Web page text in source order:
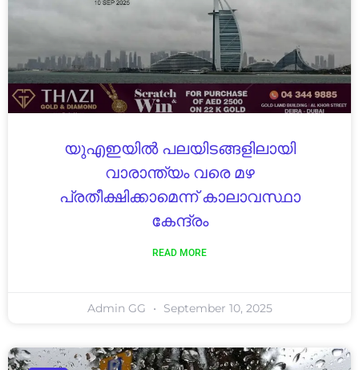
യുഎഇയിൽ പലയിടങ്ങളിലായി
വാരാന്ത്യം വരെ മഴ
പ്രതീക്ഷിക്കാമെന്ന് കാലാവസ്ഥാ
കേന്ദ്രം
READ MORE
Admin GG September 10, 2025